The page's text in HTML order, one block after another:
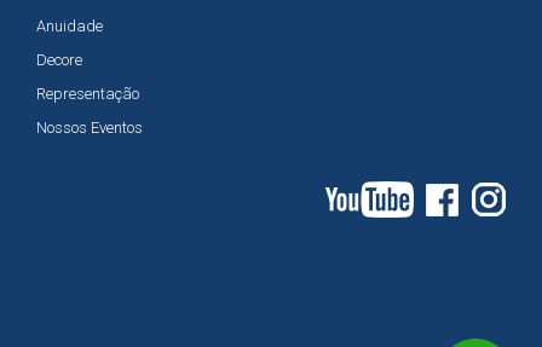
Anuidade
Decore
Representação
Nossos Eventos